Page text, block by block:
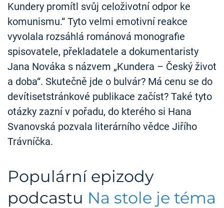
Kundery promítl svůj celoživotní odpor ke
komunismu.“ Tyto velmi emotivní reakce
vyvolala rozsáhlá románová monografie
spisovatele, překladatele a dokumentaristy
Jana Nováka s názvem „Kundera – Český život
a doba“. Skutečně jde o bulvár? Má cenu se do
devítisetstránkové publikace začíst? Také tyto
otázky zazní v pořadu, do kterého si Hana
Svanovská pozvala literárního vědce Jiřího
Trávníčka.
Populární epizody
podcastu Na stole je téma